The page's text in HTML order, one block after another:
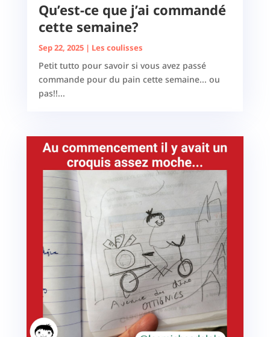
Qu’est-ce que j’ai commandé
cette semaine?
Sep 22, 2025| Les coulisses
Petit tutto pour savoir si vous avez passé
commande pour du pain cette semaine... ou
pas!!...